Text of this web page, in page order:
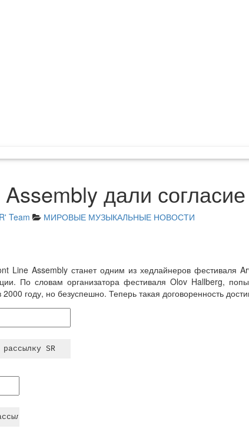
дали согласие
Team МИРОВЫЕ МУЗЫКАЛЬНЫЕ НОВОСТИ
Line Assembly станет одним из хедлайнеров фестиваля
По словам организатора фестиваля Olov Hallberg,
году, но безуспешно. Теперь такая договоренность